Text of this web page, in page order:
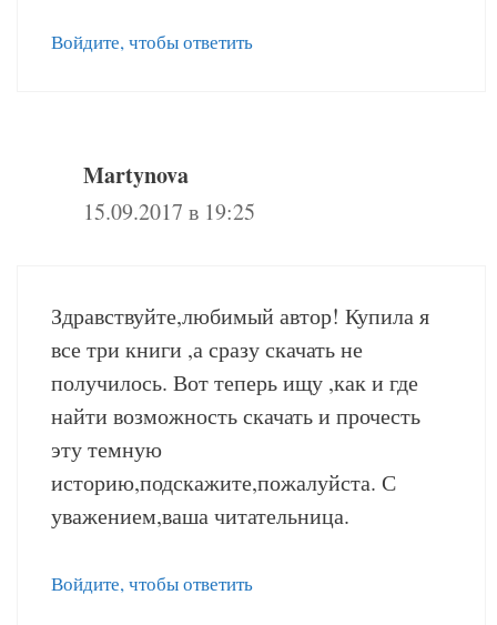
Войдите, чтобы ответить
Martynova
15.09.2017 в 19:25
Здравствуйте,любимый автор! Купила я
все три книги ,а сразу скачать не
получилось. Вот теперь ищу ,как и где
найти возможность скачать и прочесть
эту темную
историю,подскажите,пожалуйста. С
уважением,ваша читательница.
Войдите, чтобы ответить